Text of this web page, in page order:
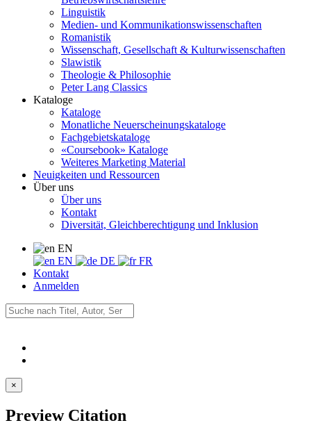
Linguistik
Medien- und Kommunikationswissenschaften
Romanistik
Wissenschaft, Gesellschaft & Kulturwissenschaften
Slawistik
Theologie & Philosophie
Peter Lang Classics
Kataloge
Kataloge
Monatliche Neuerscheinungskataloge
Fachgebietskataloge
«Coursebook» Kataloge
Weiteres Marketing Material
Neuigkeiten und Ressourcen
Über uns
Über uns
Kontakt
Diversität, Gleichberechtigung und Inklusion
EN
EN
DE
FR
Kontakt
Anmelden
×
Preview Citation